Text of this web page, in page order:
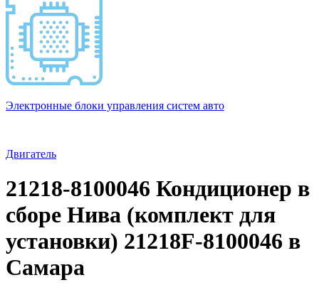
Электронные блоки управления систем авто
Двигатель
21218-8100046 Кондиционер в
сборе Нива (комплект для
установки) 21218F-8100046 в
Самара